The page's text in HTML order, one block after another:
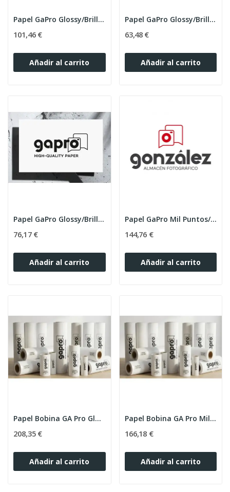
Papel GaPro Glossy/Brillo 20.3cmx65m 250g Caja 2
101,46 €
Añadir al carrito
Papel GaPro Glossy/Brillo 12.7cmx65m 250g Caja 2
63,48 €
Añadir al carrito
Papel GaPro Glossy/Brillo 15.2cmx65m 250g Caja 2
76,17 €
Añadir al carrito
Papel GaPro Mil Puntos/Seda 20.3x65m 250gr Caja 2
144,76 €
Añadir al carrito
Papel Bobina GA Pro Glacier 300g 44"x30m
208,35 €
Añadir al carrito
Papel Bobina GA Pro Mil Puntos 250g 44"x30m
166,18 €
Añadir al carrito